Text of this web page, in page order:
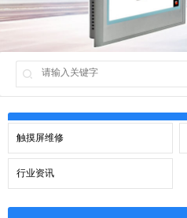
触摸屏维修
行业资讯